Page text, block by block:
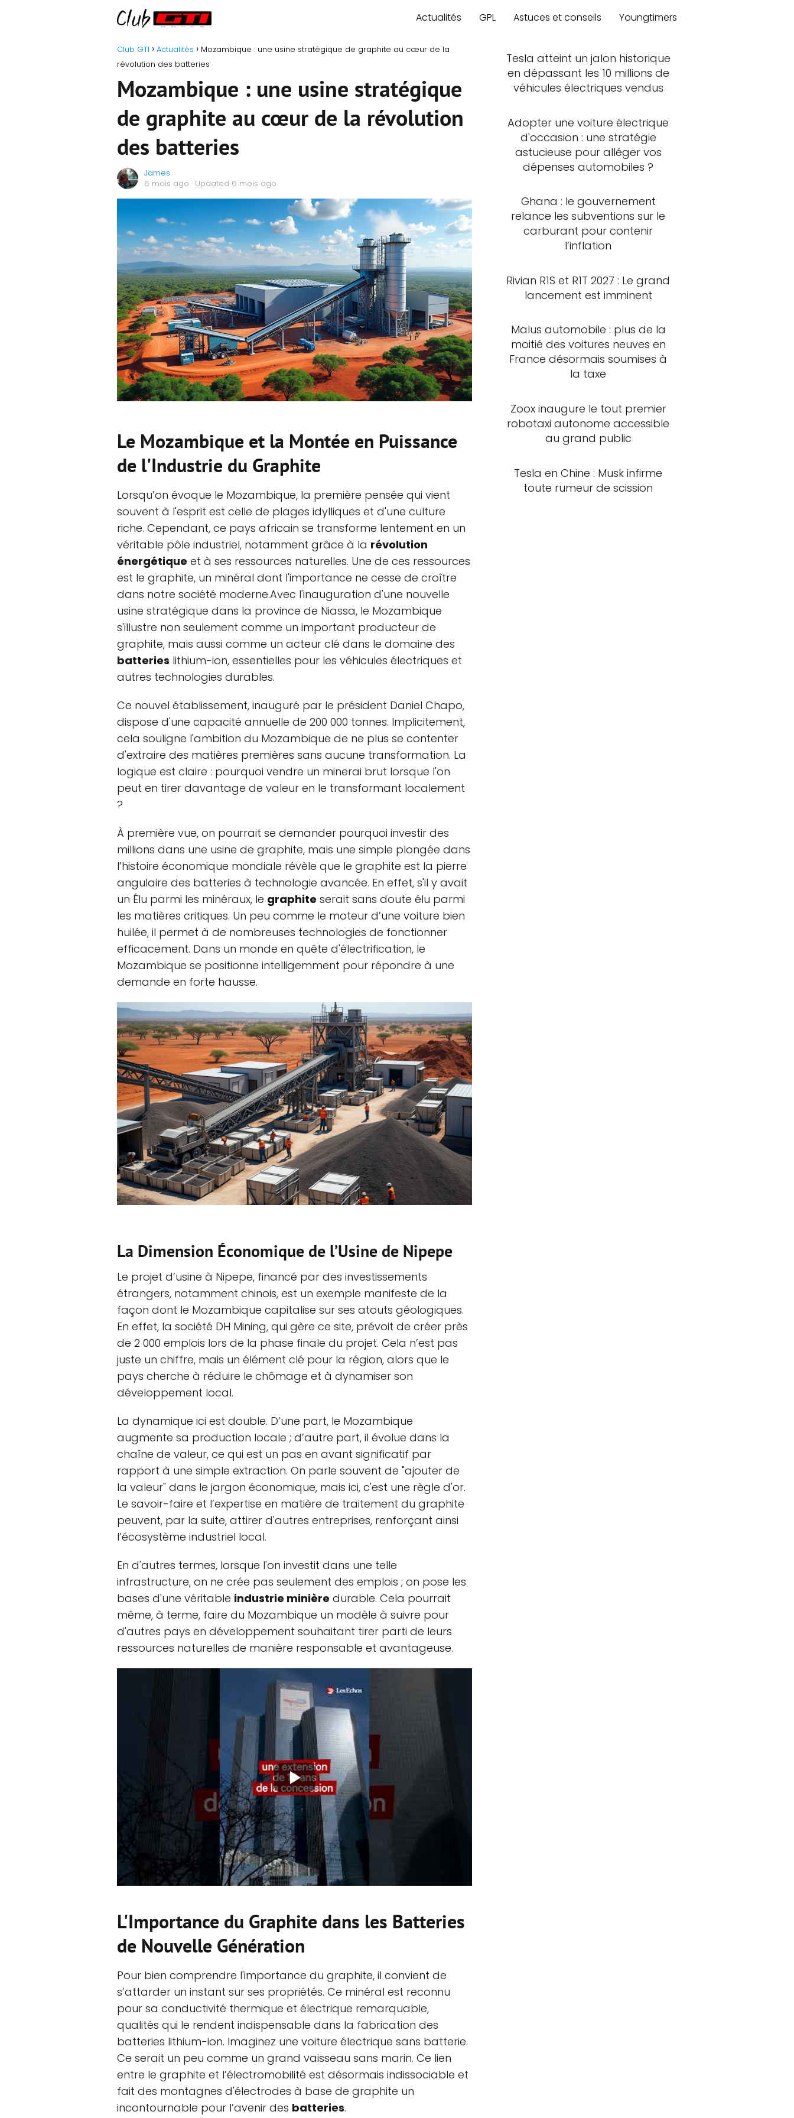
Actualités GPL Astuces et conseils Youngtimers
Club GTI Actualités
Mozambique : une usine stratégique de graphite au cœur de la
révolution des batteries
Mozambique : une usine stratégique
de graphite au cœur de la révolution
des batteries
James
6 mois ago · Updated 6 mois ago
Le Mozambique et la Montée en Puissance
de l'Industrie du Graphite
Lorsqu’on évoque le Mozambique, la première pensée qui vient
souvent à l'esprit est celle de plages idylliques et d'une culture
riche. Cependant, ce pays africain se transforme lentement en un
véritable pôle industriel, notamment grâce à la révolution
énergétique et à ses ressources naturelles. Une de ces ressources
est le graphite, un minéral dont l'importance ne cesse de croître
dans notre société moderne.Avec l'inauguration d'une nouvelle
usine stratégique dans la province de Niassa, le Mozambique
s'illustre non seulement comme un important producteur de
graphite, mais aussi comme un acteur clé dans le domaine des
batteries lithium-ion, essentielles pour les véhicules électriques et
autres technologies durables.
Ce nouvel établissement, inauguré par le président Daniel Chapo,
dispose d'une capacité annuelle de 200 000 tonnes. Implicitement,
cela souligne l'ambition du Mozambique de ne plus se contenter
d'extraire des matières premières sans aucune transformation. La
logique est claire : pourquoi vendre un minerai brut lorsque l'on
peut en tirer davantage de valeur en le transformant localement
?
À première vue, on pourrait se demander pourquoi investir des
millions dans une usine de graphite, mais une simple plongée dans
l’histoire économique mondiale révèle que le graphite est la pierre
angulaire des batteries à technologie avancée. En effet, s'il y avait
un Élu parmi les minéraux, le graphite serait sans doute élu parmi
les matières critiques. Un peu comme le moteur d’une voiture bien
huilée, il permet à de nombreuses technologies de fonctionner
efficacement. Dans un monde en quête d'électrification, le
Mozambique se positionne intelligemment pour répondre à une
demande en forte hausse.
La Dimension Économique de l’Usine de Nipepe
Le projet d’usine à Nipepe, financé par des investissements
étrangers, notamment chinois, est un exemple manifeste de la
façon dont le Mozambique capitalise sur ses atouts géologiques.
En effet, la société DH Mining, qui gère ce site, prévoit de créer près
de 2 000 emplois lors de la phase finale du projet. Cela n’est pas
juste un chiffre, mais un élément clé pour la région, alors que le
pays cherche à réduire le chômage et à dynamiser son
développement local.
La dynamique ici est double. D’une part, le Mozambique
augmente sa production locale ; d’autre part, il évolue dans la
chaîne de valeur, ce qui est un pas en avant significatif par
rapport à une simple extraction. On parle souvent de "ajouter de
la valeur" dans le jargon économique, mais ici, c'est une règle d'or.
Le savoir-faire et l’expertise en matière de traitement du graphite
peuvent, par la suite, attirer d'autres entreprises, renforçant ainsi
l’écosystème industriel local.
En d'autres termes, lorsque l'on investit dans une telle
infrastructure, on ne crée pas seulement des emplois ; on pose les
bases d'une véritable industrie minière durable. Cela pourrait
même, à terme, faire du Mozambique un modèle à suivre pour
d'autres pays en développement souhaitant tirer parti de leurs
ressources naturelles de manière responsable et avantageuse.
L'Importance du Graphite dans les Batteries
de Nouvelle Génération
Pour bien comprendre l'importance du graphite, il convient de
s’attarder un instant sur ses propriétés. Ce minéral est reconnu
pour sa conductivité thermique et électrique remarquable,
qualités qui le rendent indispensable dans la fabrication des
batteries lithium-ion. Imaginez une voiture électrique sans batterie.
Ce serait un peu comme un grand vaisseau sans marin. Ce lien
entre le graphite et l’électromobilité est désormais indissociable et
fait des montagnes d'électrodes à base de graphite un
incontournable pour l’avenir des batteries.
Tesla atteint un jalon historique
en dépassant les 10 millions de
véhicules électriques vendus
Adopter une voiture électrique
d'occasion : une stratégie
astucieuse pour alléger vos
dépenses automobiles ?
Ghana : le gouvernement
relance les subventions sur le
carburant pour contenir
l’inflation
Rivian R1S et R1T 2027 : Le grand
lancement est imminent
Malus automobile : plus de la
moitié des voitures neuves en
France désormais soumises à
la taxe
Zoox inaugure le tout premier
robotaxi autonome accessible
au grand public
Tesla en Chine : Musk infirme
toute rumeur de scission